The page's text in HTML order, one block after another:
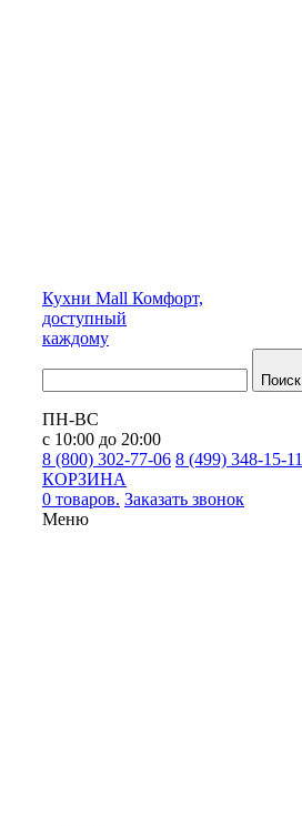
Кухни Mall Комфорт,
доступный
каждому
Поиск
ПН-ВС
с 10:00 до 20:00
8 (800) 302-77-06 8 (499) 348-15-11
КОРЗИНА
0 товаров. Заказать звонок
Меню